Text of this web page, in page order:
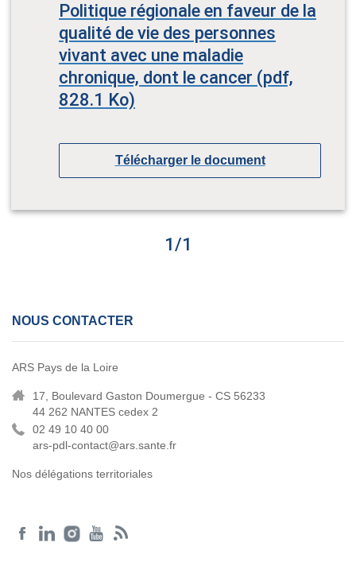
Politique régionale en faveur de la
qualité de vie des personnes
vivant avec une maladie
chronique, dont le cancer (pdf,
828.1 Ko)
Télécharger le document
1 /1
NOUS CONTACTER
ARS Pays de la Loire
17, Boulevard Gaston Doumergue - CS 56233
44 262 NANTES cedex 2
02 49 10 40 00
ars-pdl-contact@ars.sante.fr
Nos délégations territoriales